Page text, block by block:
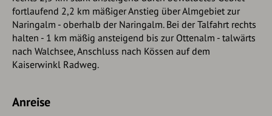
fortlaufend 2,2 km mäßiger Anstieg über Almgebiet zur
Naringalm - oberhalb der Naringalm. Bei der Talfahrt rechts
halten - 1 km mäßig ansteigend bis zur Ottenalm - talwärts
nach Walchsee, Anschluss nach Kössen auf dem
Kaiserwinkl Radweg.
Anreise